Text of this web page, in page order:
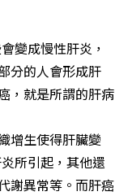
變成慢性肝炎，
分的人會形成肝
，就是所謂的肝病
生使得肝臟變
所引起，其他還
謝異常等。而肝癌